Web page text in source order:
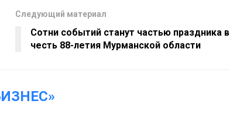
Следующий материал
Сотни событий станут частью праздника в
честь 88-летия Мурманской области